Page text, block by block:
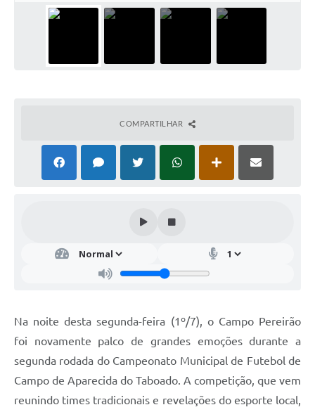
COMPARTILHAR
Na noite desta segunda-feira (1º/7), o Campo Pereirão
foi novamente palco de grandes emoções durante a
segunda rodada do Campeonato Municipal de Futebol de
Campo de Aparecida do Taboado. A competição, que vem
reunindo times tradicionais e revelações do esporte local,